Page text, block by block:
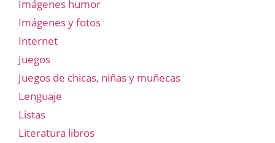
Imágenes humor
Imágenes y fotos
Internet
Juegos
Juegos de chicas, niñas y muñecas
Lenguaje
Listas
Literatura libros